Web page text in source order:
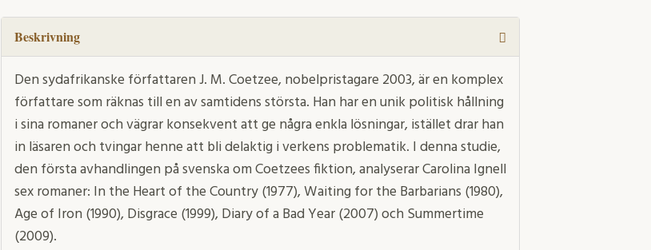
men
inte
vi
mängd
Beskrivning
Den sydafrikanske författaren J. M. Coetzee, nobelpristagare 2003, är en komplex
författare som räknas till en av samtidens största. Han har en unik politisk hållning
i sina romaner och vägrar konsekvent att ge några enkla lösningar, istället drar han
in läsaren och tvingar henne att bli delaktig i verkens problematik. I denna studie,
den första avhandlingen på svenska om Coetzees fiktion, analyserar Carolina Ignell
sex romaner: In the Heart of the Country (1977), Waiting for the Barbarians (1980),
Age of Iron (1990), Disgrace (1999), Diary of a Bad Year (2007) och Summertime
(2009).